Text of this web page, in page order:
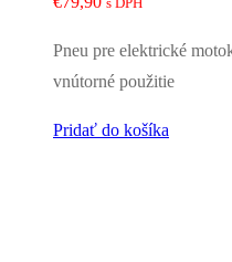
Pneu pre elektrické
vnútorné použitie
Pridať do košíka